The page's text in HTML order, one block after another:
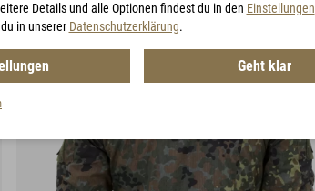
Details und alle Optionen findest du in den Einstellungen
in unserer Datenschutzerklärung.
Geht klar